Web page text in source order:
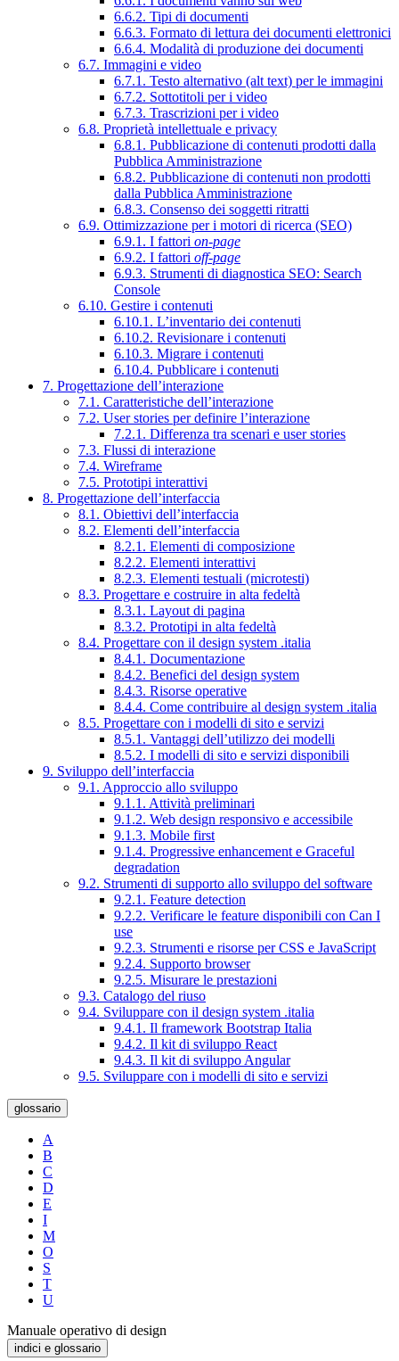
6.6.2. Tipi di documenti
6.6.3. Formato di lettura dei documenti elettronici
6.6.4. Modalità di produzione dei documenti
6.7. Immagini e video
6.7.1. Testo alternativo (alt text) per le immagini
6.7.2. Sottotitoli per i video
6.7.3. Trascrizioni per i video
6.8. Proprietà intellettuale e privacy
6.8.1. Pubblicazione di contenuti prodotti dalla
Pubblica Amministrazione
6.8.2. Pubblicazione di contenuti non prodotti
dalla Pubblica Amministrazione
6.8.3. Consenso dei soggetti ritratti
6.9. Ottimizzazione per i motori di ricerca (SEO)
6.9.1. I fattori on-page
6.9.2. I fattori off-page
6.9.3. Strumenti di diagnostica SEO: Search
Console
6.10. Gestire i contenuti
6.10.1. L’inventario dei contenuti
6.10.2. Revisionare i contenuti
6.10.3. Migrare i contenuti
6.10.4. Pubblicare i contenuti
7. Progettazione dell’interazione
7.1. Caratteristiche dell’interazione
7.2. User stories per definire l’interazione
7.2.1. Differenza tra scenari e user stories
7.3. Flussi di interazione
7.4. Wireframe
7.5. Prototipi interattivi
8. Progettazione dell’interfaccia
8.1. Obiettivi dell’interfaccia
8.2. Elementi dell’interfaccia
8.2.1. Elementi di composizione
8.2.2. Elementi interattivi
8.2.3. Elementi testuali (microtesti)
8.3. Progettare e costruire in alta fedeltà
8.3.1. Layout di pagina
8.3.2. Prototipi in alta fedeltà
8.4. Progettare con il design system .italia
8.4.1. Documentazione
8.4.2. Benefici del design system
8.4.3. Risorse operative
8.4.4. Come contribuire al design system .italia
8.5. Progettare con i modelli di sito e servizi
8.5.1. Vantaggi dell’utilizzo dei modelli
8.5.2. I modelli di sito e servizi disponibili
9. Sviluppo dell’interfaccia
9.1. Approccio allo sviluppo
9.1.1. Attività preliminari
9.1.2. Web design responsivo e accessibile
9.1.3. Mobile first
9.1.4. Progressive enhancement e Graceful
degradation
9.2. Strumenti di supporto allo sviluppo del software
9.2.1. Feature detection
9.2.2. Verificare le feature disponibili con Can I
use
9.2.3. Strumenti e risorse per CSS e JavaScript
9.2.4. Supporto browser
9.2.5. Misurare le prestazioni
9.3. Catalogo del riuso
9.4. Sviluppare con il design system .italia
9.4.1. Il framework Bootstrap Italia
9.4.2. Il kit di sviluppo React
9.4.3. Il kit di sviluppo Angular
9.5. Sviluppare con i modelli di sito e servizi
glossario
A
B
C
D
E
I
M
O
S
T
U
Manuale operativo di design
indici e glossario